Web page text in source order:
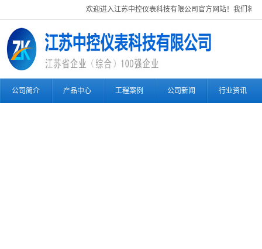
欢迎进入江苏中控仪表科技有限公司官方网站！我们将竭
公司简介 产品中心 工程案例 公司新闻 行业资讯